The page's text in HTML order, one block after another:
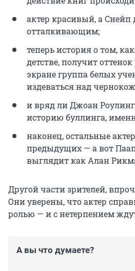
актер красивый, а
отталкивающим;
теперь история о том,
детстве, получит
экране группа белых
издеваться над
и вряд ли Джоан
историю буллинга,
наконец, остальные
предыдущих — а вот
выглядит как Алан
Другой части зрителей,
Они уверены, что актер
ролью — и с нетерпением
А вы что думаете?